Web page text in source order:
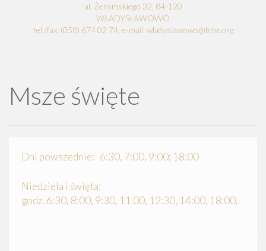
al. Żeromskiego 32, 84-120
WŁADYSŁAWOWO
tel./fax: (058) 674 02 74, e-mail: wladyslawowo@tchr.org
Msze święte
Dni powszednie: 6:30, 7:00, 9:00; 18:00
Niedziela i święta:
godz. 6:30, 8:00, 9:30, 11.00, 12:30, 14:00, 18:00,